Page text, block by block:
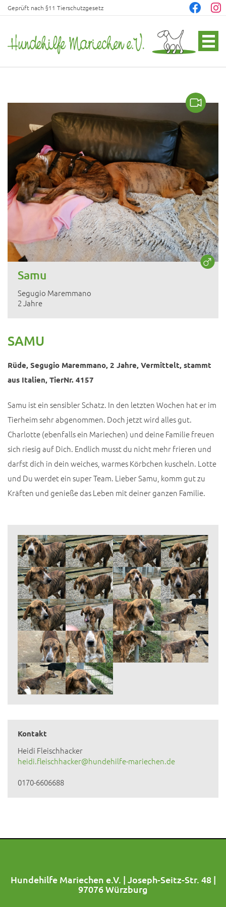
Geprüft nach §11 Tierschutzgesetz
Samu
Segugio Maremmano
2 Jahre
SAMU
Rüde, Segugio Maremmano, 2 Jahre, Vermittelt, stammt
aus Italien, TierNr. 4157
Samu ist ein sensibler Schatz. In den letzten Wochen hat er im
Tierheim sehr abgenommen. Doch jetzt wird alles gut.
Charlotte (ebenfalls ein Mariechen) und deine Familie freuen
sich riesig auf Dich. Endlich musst du nicht mehr frieren und
darfst dich in dein weiches, warmes Körbchen kuscheln. Lotte
und Du werdet ein super Team. Lieber Samu, komm gut zu
Kräften und genieße das Leben mit deiner ganzen Familie.
Kontakt
Heidi Fleischhacker
heidi.fleischhacker@hundehilfe-mariechen.de
0170-6606688
Hundehilfe Mariechen e.V. | Joseph-Seitz-Str. 48 |
97076 Würzburg